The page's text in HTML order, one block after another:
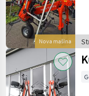
TE6060
Kreiselheuer
MARKETPLACE
Marketplace
Ponude
trgovaca
Nova mašina
/